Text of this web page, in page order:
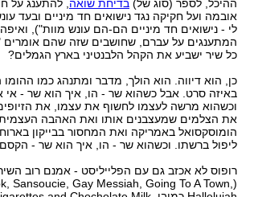
ההיכל, לספר (סוג של) בדיחת שואה , להתענג על
אובמה ועל חקיקה נגד נישואים חד מיניים ובעד
לי - נישואים חד מיניים הם-הם עונש מוות"),
כל שיר ישביע את הקהל הלבנטיני בארץ הגמלים?
כן, הוא דיווה. הוא הולך, מדבר ומתנהג כמו
באיזה סרט. אבל כשהוא שר - הו, איך הוא שר -
וכשהוא מרשה לעצמו לחשוף את עצמו, את
את הצלמים שמעצבנים אותו ואת האהבה
הומוסקסואל באמריקה ואת המחסור בבייקון
ליפול ברשתו. וכשהוא שר - הו, איך הוא שר -
רופוס לא אכזב גם עם הפלייליסט - אמנם רוב
Sansoucie, Gay Messiah, Going To A Town,